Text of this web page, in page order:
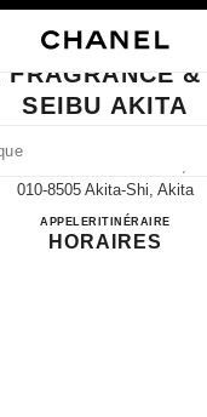
TROUVER UNE BOUTIQUE
affichées sous cette
CHANEL
FRAGRANCE &
SEIBU AKITA
010-8505 Akita-Shi, Akita
APPELER018-825-5161
ITINÉRAIRE
HORAIRES